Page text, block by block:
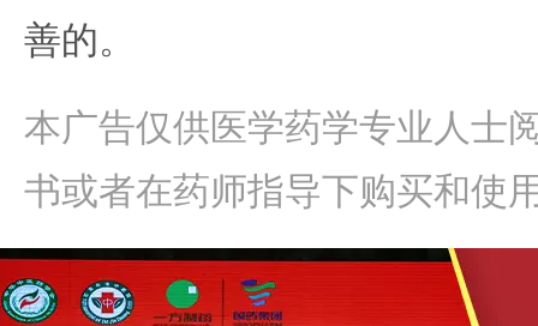
善的。
本广告仅供医学药学专业人士
书或者在药师指导下购买和使